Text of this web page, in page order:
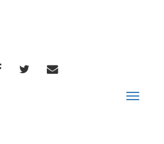
FACEBOOKTWITTERCORREO
Toggle